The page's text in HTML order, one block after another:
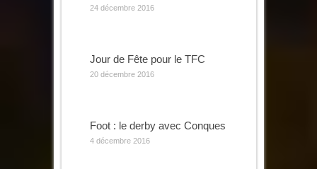
24 décembre 2016
Jour de Fête pour le TFC
20 décembre 2016
Foot : le derby avec Conques
4 décembre 2016